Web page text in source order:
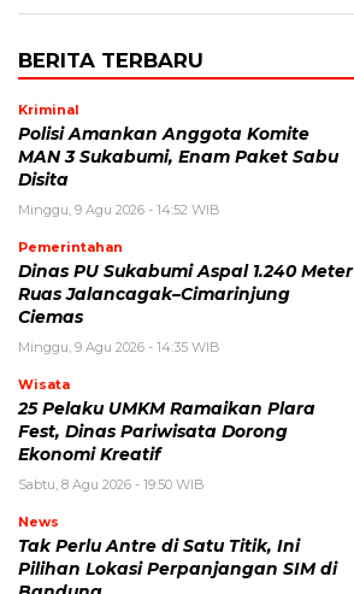
BERITA TERBARU
Kriminal
Polisi Amankan Anggota Komite
MAN 3 Sukabumi, Enam Paket Sabu
Disita
Minggu, 9 Agu 2026 - 14:52 WIB
Pemerintahan
Dinas PU Sukabumi Aspal 1.240 Meter
Ruas Jalancagak–Cimarinjung
Ciemas
Minggu, 9 Agu 2026 - 14:35 WIB
Wisata
25 Pelaku UMKM Ramaikan Plara
Fest, Dinas Pariwisata Dorong
Ekonomi Kreatif
Sabtu, 8 Agu 2026 - 19:50 WIB
News
Tak Perlu Antre di Satu Titik, Ini
Pilihan Lokasi Perpanjangan SIM di